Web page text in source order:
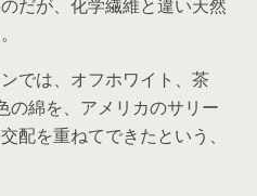
だが、化学繊維と違い天然
では、オフホワイト、茶
の綿を、アメリカのサリー
配を重ねてできたという、